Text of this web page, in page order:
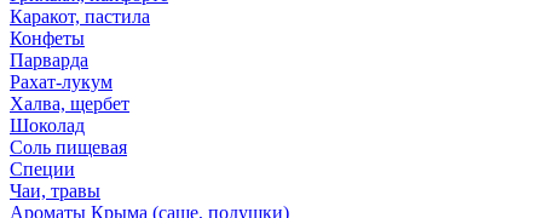
Каракот, пастила
Конфеты
Парварда
Рахат-лукум
Халва, щербет
Шоколад
Соль пищевая
Специи
Чаи, травы
Ароматы Крыма (саше, подушки)